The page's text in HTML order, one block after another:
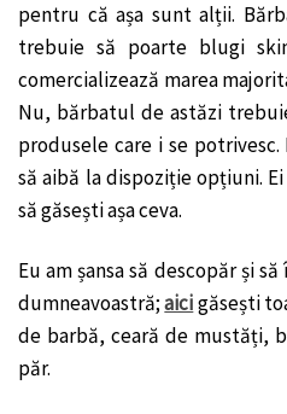
pentru că așa sunt alții.
trebuie să poarte blugi
comercializează marea
Nu, bărbatul de astăzi
produsele care i se
să aibă la dispoziție opțiuni.
să găsești așa ceva.
Eu am șansa să descopăr și
dumneavoastră;aicigăsești
de barbă, ceară de mustăți,
păr.